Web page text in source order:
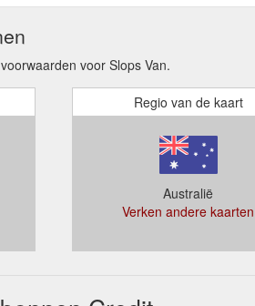
voor Slops Van.
Regio van de kaart
Australië
Verken andere kaarten